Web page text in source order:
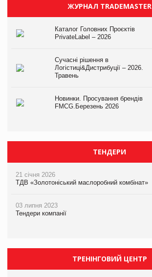
ЖУРНАЛ TRADEMASTER
Каталог Головних Проєктів
PrivateLabel – 2026
Сучасні рішення в
Логістиці&Дистрибуції – 2026.
Травень
Новинки. Просування брендів
FMCG.Березень 2026
ТЕНДЕРИ
21 січня 2026
ТДВ «Золотоніський маслоробний комбінат»
03 липня 2023
Тендери компанії
ТРЕНІНГОВИЙ ЦЕНТР